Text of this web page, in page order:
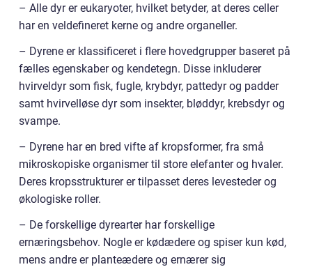
– Alle dyr er eukaryoter, hvilket betyder, at deres celler
har en veldefineret kerne og andre organeller.
– Dyrene er klassificeret i flere hovedgrupper baseret på
fælles egenskaber og kendetegn. Disse inkluderer
hvirveldyr som fisk, fugle, krybdyr, pattedyr og padder
samt hvirvelløse dyr som insekter, bløddyr, krebsdyr og
svampe.
– Dyrene har en bred vifte af kropsformer, fra små
mikroskopiske organismer til store elefanter og hvaler.
Deres kropsstrukturer er tilpasset deres levesteder og
økologiske roller.
– De forskellige dyrearter har forskellige
ernæringsbehov. Nogle er kødædere og spiser kun kød,
mens andre er planteædere og ernærer sig